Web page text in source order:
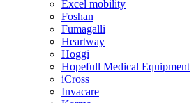
Excel mobility
Foshan
Fumagalli
Heartway
Hoggi
Hopefull Medical Equipment
iCross
Invacare